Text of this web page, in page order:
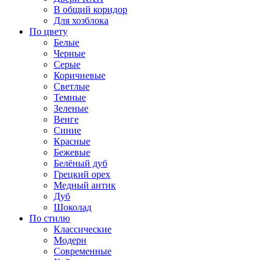
В общий коридор
Для хозблока
По цвету
Белые
Черные
Серые
Коричневые
Светлые
Темные
Зеленые
Венге
Синие
Красные
Бежевые
Белёный дуб
Грецкий орех
Медный антик
Дуб
Шоколад
По стилю
Классические
Модерн
Современные